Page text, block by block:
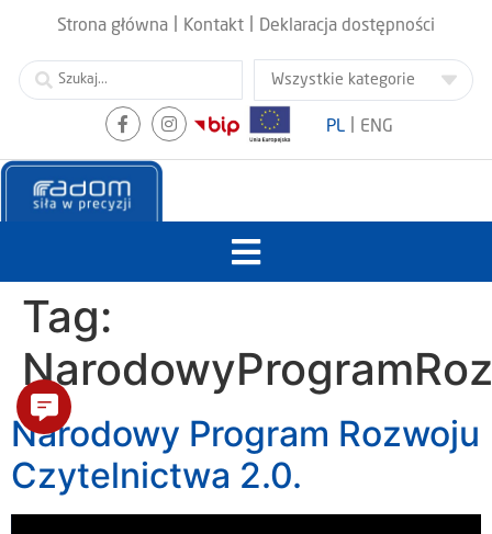
Strona główna Kontakt Deklaracja dostępności
PL ENG
Tag:
Narodowy Program Rozwoju
Czytelnictwa 2.0.